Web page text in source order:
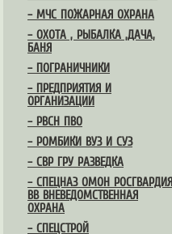
– МЧС ПОЖАРНАЯ ОХРАНА
– ОХОТА , РЫБАЛКА ,ДАЧА,
БАНЯ
– ПОГРАНИЧНИКИ
– ПРЕДПРИЯТИЯ И
ОРГАНИЗАЦИИ
– РВСН ПВО
– РОМБИКИ ВУЗ И СУЗ
– СВР ГРУ РАЗВЕДКА
– СПЕЦНАЗ ОМОН РОСГВАРДИЯ
ВВ ВНЕВЕДОМСТВЕННАЯ
ОХРАНА
– СПЕЦСТРОЙ